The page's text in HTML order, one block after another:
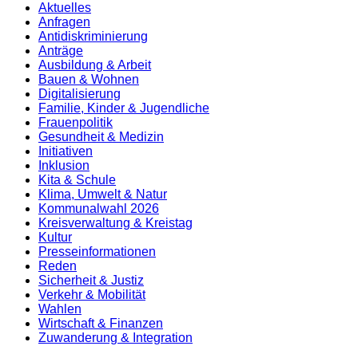
Aktuelles
Anfragen
Antidiskrimi­nierung
Anträge
Ausbildung & Arbeit
Bauen & Wohnen
Digitalisierung
Familie, Kinder & Jugendliche
Frauenpolitik
Gesundheit & Medizin
Initiativen
Inklusion
Kita & Schule
Klima, Umwelt & Natur
Kommunalwahl 2026
Kreisverwaltung & Kreistag
Kultur
Presse­informationen
Reden
Sicherheit & Justiz
Verkehr & Mobilität
Wahlen
Wirtschaft & Finanzen
Zuwanderung & Integration